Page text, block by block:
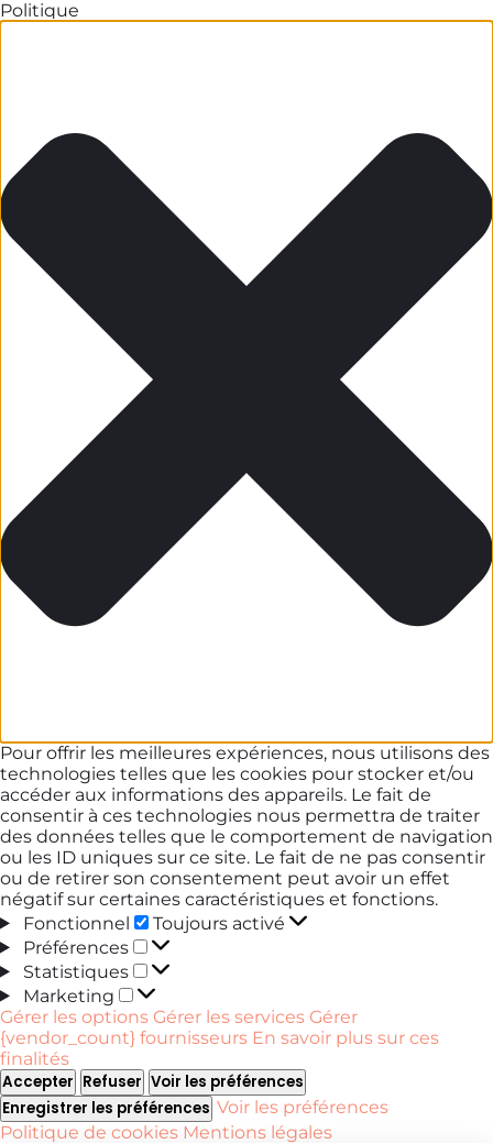
Politique
Pour offrir les meilleures expériences, nous utilisons des
technologies telles que les cookies pour stocker et/ou
accéder aux informations des appareils. Le fait de
consentir à ces technologies nous permettra de traiter
des données telles que le comportement de navigation
ou les ID uniques sur ce site. Le fait de ne pas consentir
ou de retirer son consentement peut avoir un effet
négatif sur certaines caractéristiques et fonctions.
Fonctionnel
Fonctionnel
Toujours activé
Préférences
Préférences
Statistiques
Statistiques
Marketing
Marketing
Gérer les options Gérer les services Gérer
{vendor_count} fournisseurs En savoir plus sur ces
finalités
Accepter Refuser Voir les préférences
Enregistrer les préférences Voir les préférences
Politique de cookies Mentions légales